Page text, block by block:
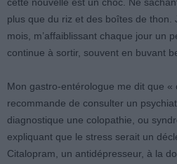
plus que du riz et des boîtes de thon.
mois, m’affaiblissant chaque jour un
continue à sortir, souvent en buvant
Mon gastro-entérologue me dit que «
recommande de consulter un
diagnostique une colopathie, ou
expliquant que le stress serait un
Citalopram, un antidépresseur, à la